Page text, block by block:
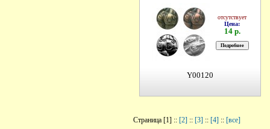
отсутствует
Цена:
14 р.
Y00120
Страница [1] :: [2] :: [3] :: [4] :: [все]